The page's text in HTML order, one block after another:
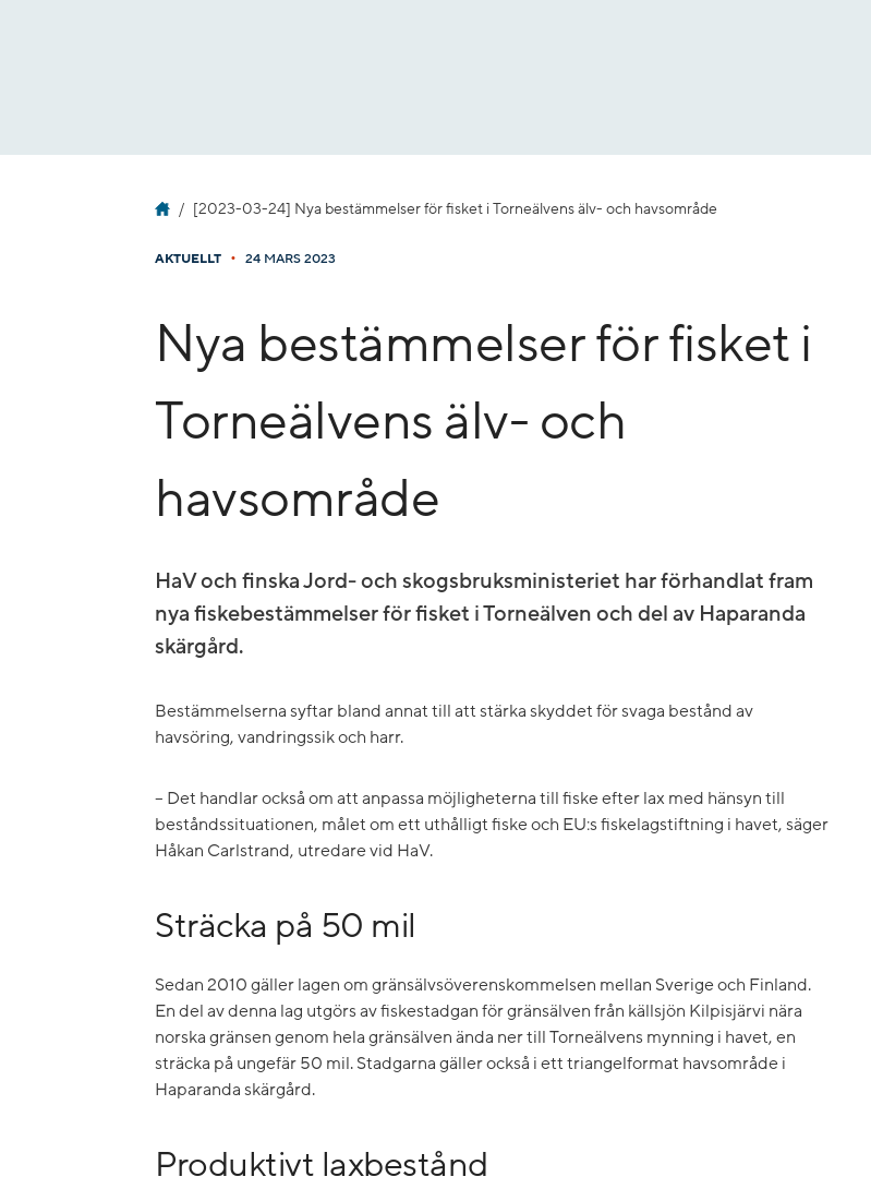
[2023-03-24] Nya bestämmelser för fisket i Torneälvens älv- och havsområde
AKTUELLT • 24 MARS 2023
Nya bestämmelser för fisket i
Torneälvens älv- och
havsområde
HaV och finska Jord- och skogsbruksministeriet har förhandlat fram
nya fiskebestämmelser för fisket i Torneälven och del av Haparanda
skärgård.
Bestämmelserna syftar bland annat till att stärka skyddet för svaga bestånd av
havsöring, vandringssik och harr.
– Det handlar också om att anpassa möjligheterna till fiske efter lax med hänsyn till
beståndssituationen, målet om ett uthålligt fiske och EU:s fiskelagstiftning i havet, säger
Håkan Carlstrand, utredare vid HaV.
Sträcka på 50 mil
Sedan 2010 gäller lagen om gränsälvsöverenskommelsen mellan Sverige och Finland.
En del av denna lag utgörs av fiskestadgan för gränsälven från källsjön Kilpisjärvi nära
norska gränsen genom hela gränsälven ända ner till Torneälvens mynning i havet, en
sträcka på ungefär 50 mil. Stadgarna gäller också i ett triangelformat havsområde i
Haparanda skärgård.
Produktivt laxbestånd